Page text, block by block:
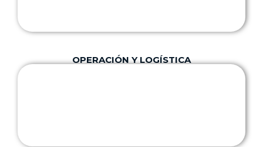
OPERACIÓN Y LOGÍSTICA